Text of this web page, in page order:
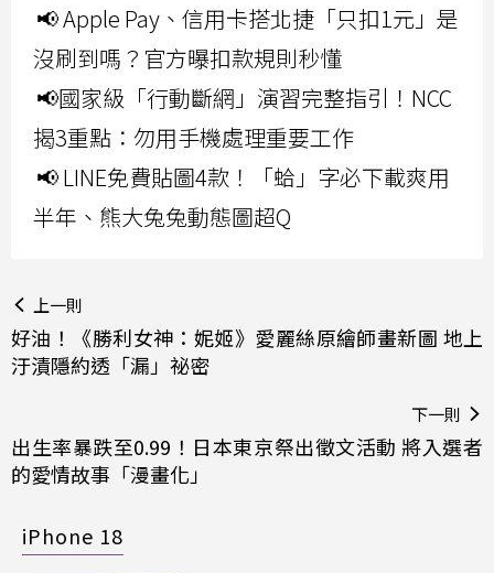
📢 Apple Pay、信用卡搭北捷「只扣1元」是
沒刷到嗎？官方曝扣款規則秒懂
📢國家級「行動斷網」演習完整指引！NCC
揭3重點：勿用手機處理重要工作
📢 LINE免費貼圖4款！「蛤」字必下載爽用
半年、熊大兔兔動態圖超Q
上一則
好油！《勝利女神：妮姬》愛麗絲原繪師畫新圖 地上
汙漬隱約透「漏」祕密
下一則
出生率暴跌至0.99！日本東京祭出徵文活動 將入選者
的愛情故事「漫畫化」
iPhone 18